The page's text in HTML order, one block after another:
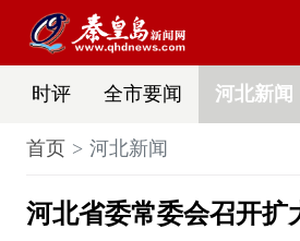
时评 全市要闻 河北新闻
首页 河北新闻
河北省委常委会召开扩